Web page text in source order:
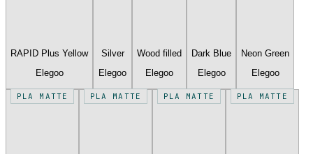
RAPID Plus Yellow
Elegoo
Silver
Elegoo
Wood filled
Elegoo
Dark Blue
Elegoo
Neon Green
Elegoo
PLA MATTE PLA MATTE PLA MATTE PLA MATTE